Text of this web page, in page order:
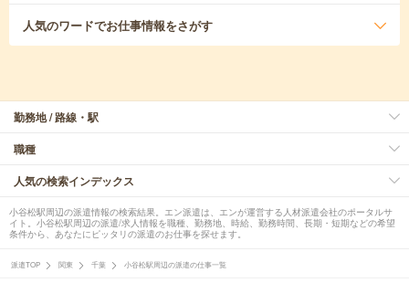
人気のワードでお仕事情報をさがす
勤務地 / 路線・駅
職種
人気の検索インデックス
小谷松駅周辺の派遣情報の検索結果。エン派遣は、エンが運営する人材派遣会社のポータルサ
イト。小谷松駅周辺の派遣/求人情報を職種、勤務地、時給、勤務時間、長期・短期などの希望
条件から、あなたにピッタリの派遣のお仕事を探せます。
派遣TOP 関東 千葉 小谷松駅周辺の派遣の仕事一覧